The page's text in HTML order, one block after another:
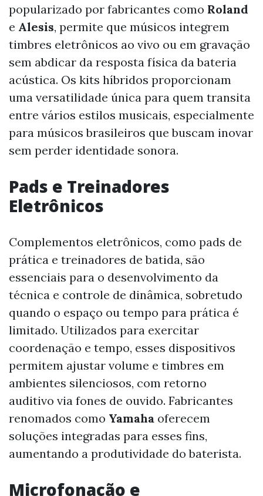
popularizado por fabricantes como Roland
e Alesis, permite que músicos integrem
timbres eletrônicos ao vivo ou em gravação
sem abdicar da resposta física da bateria
acústica. Os kits híbridos proporcionam
uma versatilidade única para quem transita
entre vários estilos musicais, especialmente
para músicos brasileiros que buscam inovar
sem perder identidade sonora.
Pads e Treinadores
Eletrônicos
Complementos eletrônicos, como pads de
prática e treinadores de batida, são
essenciais para o desenvolvimento da
técnica e controle de dinâmica, sobretudo
quando o espaço ou tempo para prática é
limitado. Utilizados para exercitar
coordenação e tempo, esses dispositivos
permitem ajustar volume e timbres em
ambientes silenciosos, com retorno
auditivo via fones de ouvido. Fabricantes
renomados como Yamaha oferecem
soluções integradas para esses fins,
aumentando a produtividade do baterista.
Microfonação e